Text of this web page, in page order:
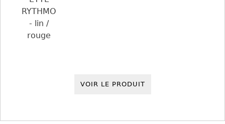
VOIR LE PRODUIT